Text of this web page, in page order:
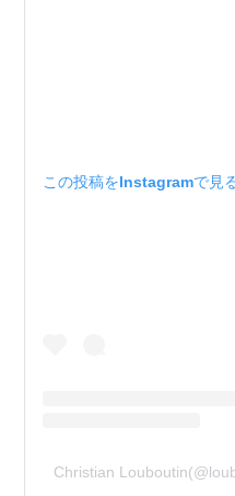
この投稿をInstagramで見
Christian